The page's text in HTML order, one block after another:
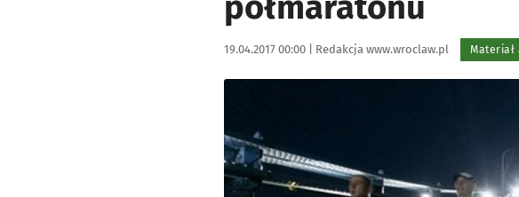
Data publikacji:
19.04.2017 00:00 | Autor:
Redakcja www.wroclaw.pl